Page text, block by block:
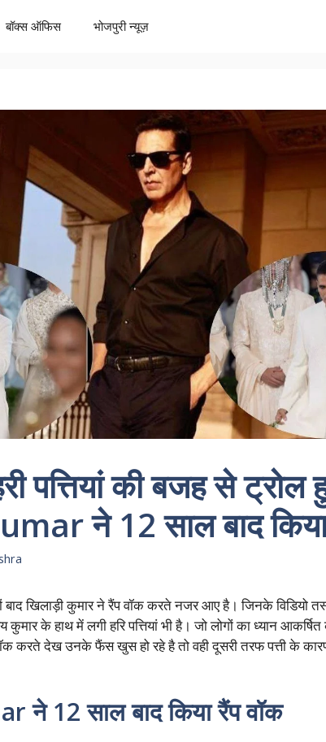
बॉक्स ऑफिस भोजपुरी न्यूज़
पत्तियां की बजह से ट्रोल
ने 12 साल बाद
खिलाड़ी कुमार ने रैंप वॉक करते नजर आए है। जिनके विडियो
के हाथ में लगी हरि पत्तियां भी है। जो लोगों का ध्यान
करते देख उनके फैंस खुस हो रहे है तो वही दूसरी तरफ पत्ती के
ने 12 साल बाद किया रैंप वॉक